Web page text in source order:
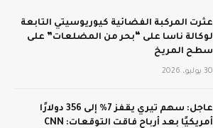
عثرت المركبة الفضائية كيوريوسيتي التابعة
لوكالة ناسا على “بحر من المضلعات” على
سطح المريخ
30 يوليو، 2026
عاجل: سهم تيري يقفز 7% إلى 356 دولارًا
أمريكيًا بعد أرباح فاقت التوقعات: CNN